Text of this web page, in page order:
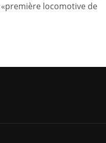
locomotive de